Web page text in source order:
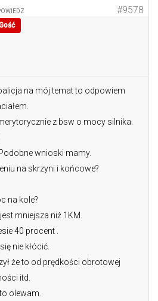
#9578
na mój temat to odpowiem
z bsw o mocy silnika.
wnioski mamy.
na skrzyni i końcowe?
na kole?
mniejsza niż 1KM.
40 procent .
nie kłócić.
że to od prędkości obrotowej
itd.
olewam.